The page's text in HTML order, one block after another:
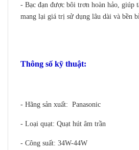
- Bạc đạn được bôi trơn hoàn hảo, giúp
mang lại giá trị sử dụng lâu dài và bền
Thông số kỹ thuật:
- Hãng sản xuất: Panasonic
- Loại quạt: Quạt hút âm trần
- Công suất: 34W-44W